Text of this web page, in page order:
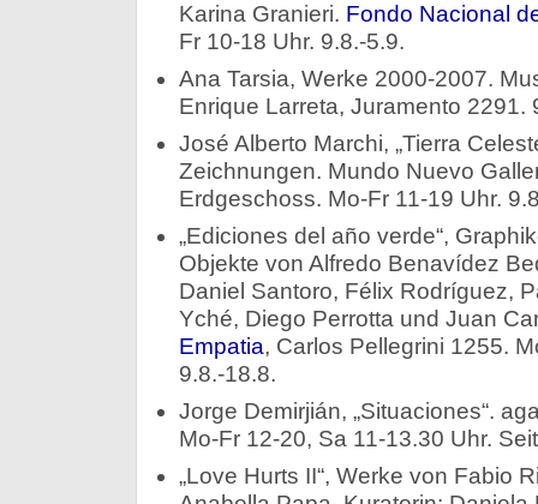
Karina Granieri. Fondo Nacional
Fr 10-18 Uhr. 9.8.-5.9.
Ana Tarsia, Werke 2000-2007.
Enrique Larreta, Juramento 2291.
José Alberto Marchi, „Tierra
Zeichnungen. Mundo Nuevo
Erdgeschoss. Mo-Fr 11-19 Uhr.
„Ediciones del año verde“,
Objekte von Alfredo Benavídez
Daniel Santoro, Félix Rodríguez,
Yché, Diego Perrotta und Juan
Empatia, Carlos Pellegrini 1255.
9.8.-18.8.
Jorge Demirjián, „Situaciones“.
Mo-Fr 12-20, Sa 11-13.30 Uhr.
„Love Hurts II“, Werke von Fabio